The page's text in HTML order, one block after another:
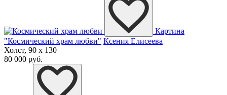
Картина
"Космический храм любви" Ксения Елисеева
Холст, 90 x 130
80 000 руб.